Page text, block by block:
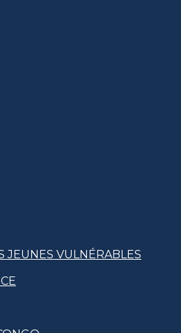
JEUNES VULNÉRABLES